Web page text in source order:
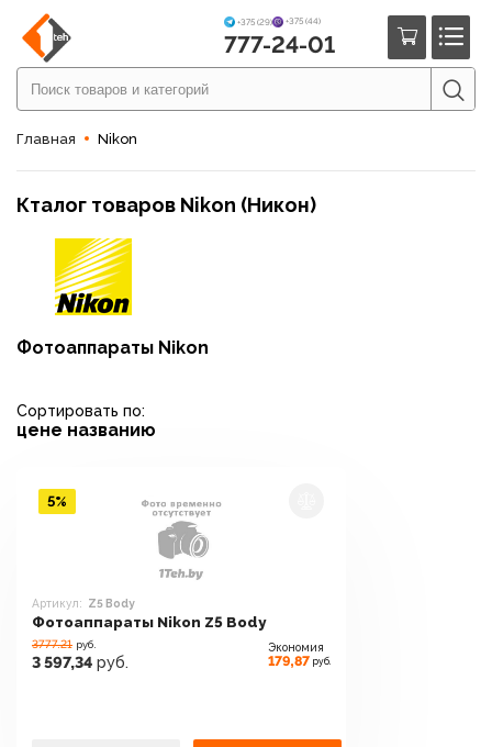
+375 (29) +375 (44)
777-24-01
Главная Nikon
Кталог товаров Nikon (Никон)
Фотоаппараты Nikon
Сортировать по:
цене названию
Артикул: Z5 Body
Фотоаппараты Nikon Z5 Body
3777.21 руб.
3 597,34 руб.
Экономия
179,87 руб.
5%